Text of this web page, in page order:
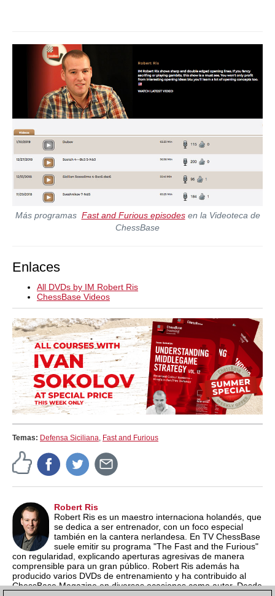
Más programas Fast and Furious episodesen la Videoteca de
ChessBase
Enlaces
All DVDs by IM Robert Ris
ChessBase Videos
Temas: Defensa Siciliana, Fast and Furious
Robert Ris
Robert Ris es un maestro internaciona holandés, que
se dedica a ser entrenador, con un foco especial
también en la cantera nerlandesa. En TV ChessBase
suele emitir su programa "The Fast and the Furious"
con regularidad, explicando aperturas agresivas de manera
comprensible para un gran público. Robert Ris además ha
producido varios DVDs de entrenamiento y ha contribuido al
ChessBase Magazine en diversas ocasiones como autor. Desde